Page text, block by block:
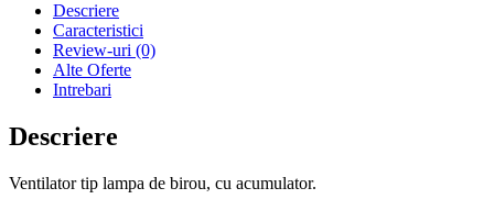
Descriere
Caracteristici
Review-uri (0)
Alte Oferte
Intrebari
Descriere
Ventilator tip lampa de birou, cu acumulator.